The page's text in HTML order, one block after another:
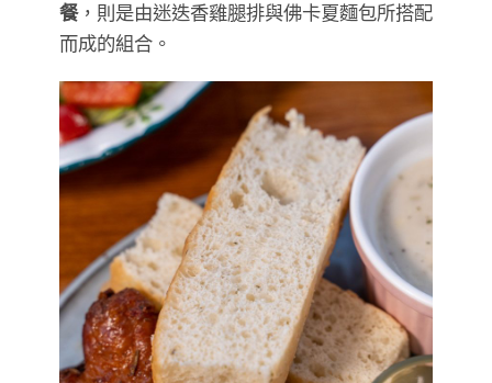
餐，則是由迷迭香雞腿排與佛卡夏麵包所搭配
而成的組合。